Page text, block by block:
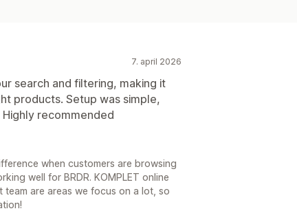
7. april 2026
search and filtering, making it
products. Setup was simple,
recommended
when customers are browsing
well for BRDR. KOMPLET online
are areas we focus on a lot, so